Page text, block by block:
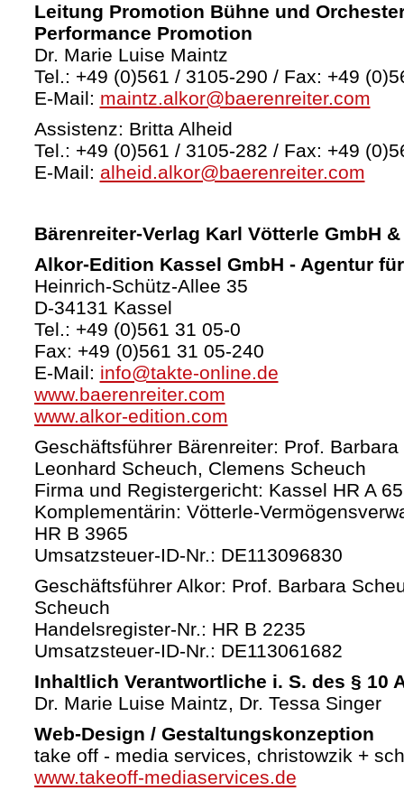
Leitung Promotion Bühne und
Performance Promotion
Dr. Marie Luise Maintz
Tel.: +49 (0)561 / 3105-290 / Fax: +49
E-Mail: maintz.alkor@baerenreiter.com
Assistenz: Britta Alheid
Tel.: +49 (0)561 / 3105-282 / Fax: +49
E-Mail: alheid.alkor@baerenreiter.com
Bärenreiter-Verlag Karl Vötterle GmbH &
Alkor-Edition Kassel GmbH - Agentur
Heinrich-Schütz-Allee 35
D-34131 Kassel
Tel.: +49 (0)561 31 05-0
Fax: +49 (0)561 31 05-240
E-Mail: info@takte-online.de
www.baerenreiter.com
www.alkor-edition.com
Geschäftsführer Bärenreiter: Prof.
Leonhard Scheuch, Clemens Scheuch
Firma und Registergericht: Kassel HR A
Komplementärin: Vötterle-
HR B 3965
Umsatzsteuer-ID-Nr.: DE113096830
Geschäftsführer Alkor: Prof. Barbara
Scheuch
Handelsregister-Nr.: HR B 2235
Umsatzsteuer-ID-Nr.: DE113061682
Inhaltlich Verantwortliche i. S. des § 10
Dr. Marie Luise Maintz, Dr. Tessa Singer
Web-Design / Gestaltungskonzeption
take off - media services, christowzik +
www.takeoff-mediaservices.de